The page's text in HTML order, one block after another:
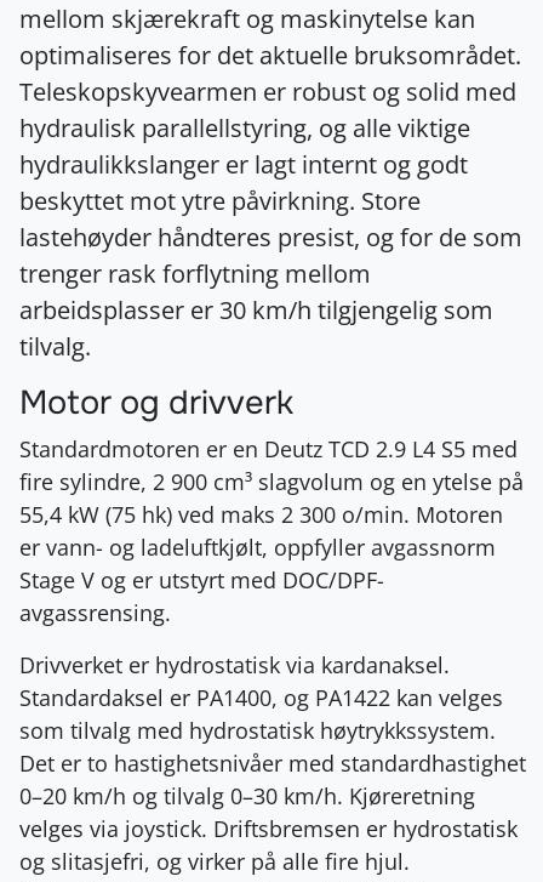
mellom skjærekraft og maskinytelse kan
optimaliseres for det aktuelle bruksområdet.
Teleskopskyvearmen er robust og solid med
hydraulisk parallellstyring, og alle viktige
hydraulikkslanger er lagt internt og godt
beskyttet mot ytre påvirkning. Store
lastehøyder håndteres presist, og for de som
trenger rask forflytning mellom
arbeidsplasser er 30 km/h tilgjengelig som
tilvalg.
Motor og drivverk
Standardmotoren er en Deutz TCD 2.9 L4 S5 med
fire sylindre, 2 900 cm³ slagvolum og en ytelse på
55,4 kW (75 hk) ved maks 2 300 o/min. Motoren
er vann- og ladeluftkjølt, oppfyller avgassnorm
Stage V og er utstyrt med DOC/DPF-
avgassrensing.
Drivverket er hydrostatisk via kardanaksel.
Standardaksel er PA1400, og PA1422 kan velges
som tilvalg med hydrostatisk høytrykkssystem.
Det er to hastighetsnivåer med standardhastighet
0–20 km/h og tilvalg 0–30 km/h. Kjøreretning
velges via joystick. Driftsbremsen er hydrostatisk
og slitasjefri, og virker på alle fire hjul.